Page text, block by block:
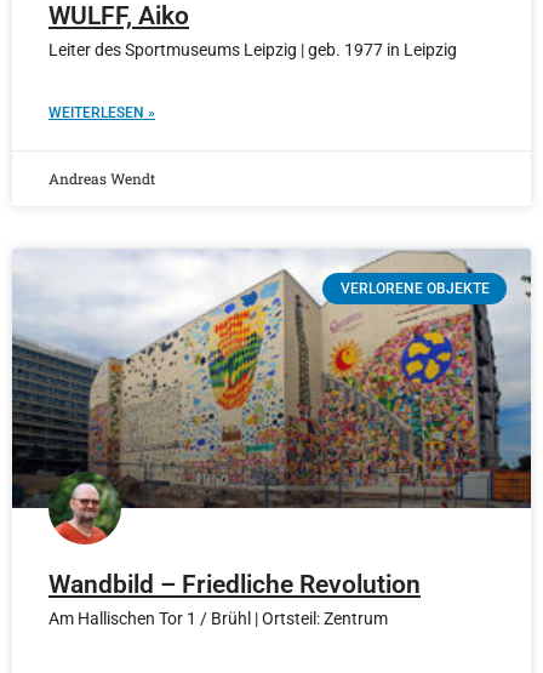
WULFF, Aiko
Leiter des Sportmuseums Leipzig | geb. 1977 in Leipzig
WEITERLESEN »
Andreas Wendt
VERLORENE OBJEKTE
Wandbild – Friedliche Revolution
Am Hallischen Tor 1 / Brühl | Ortsteil: Zentrum